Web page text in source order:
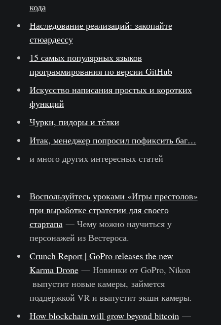
кода
Наследование реализаций: закопайте
стюардессу
15 самых популярных языков
программирования по версии GitHub
Искусство написания простых и коротких
функций
Чурки, пидоры и тёлки
Итак, менеджер попросил пофиксить баг…
и много других интересных статей
Воспользуйтесь уроками «Игры престолов»
при выработке стратегии для своего
стартапа— Чему можно научиться у
персонажей из Вестероса.
Crunch Report | GoPro releases the new
Karma Drone— Новинки от GoPro, Nikon
выпустит новые камеры, займется
поддержкой VR и выпустит экшн камеры.
How blockchain will grow beyond bitcoin—